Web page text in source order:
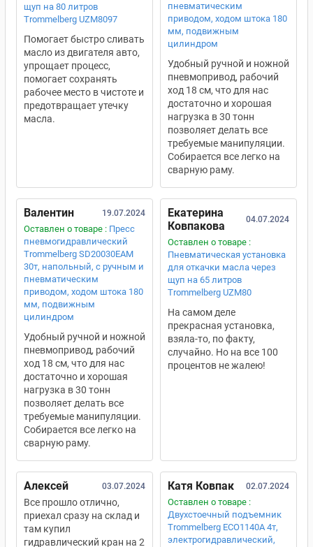
щуп на 80 литров
Trommelberg UZM8097
Помогает быстро сливать
масло из двигателя авто,
упрощает процесс,
помогает сохранять
рабочее место в чистоте и
предотвращает утечку
масла.
пневматическим
приводом, ходом штока 180
мм, подвижным
цилиндром
Удобный ручной и ножной
пневмопривод, рабочий
ход 18 см, что для нас
достаточно и хорошая
нагрузка в 30 тонн
позволяет делать все
требуемые манипуляции.
Собирается все легко на
сварную раму.
Валентин 19.07.2024
Оставлен о товаре : Пресс
пневмогидравлический
Trommelberg SD20030EAM
30т, напольный, с ручным и
пневматическим
приводом, ходом штока 180
мм, подвижным
цилиндром
Удобный ручной и ножной
пневмопривод, рабочий
ход 18 см, что для нас
достаточно и хорошая
нагрузка в 30 тонн
позволяет делать все
требуемые манипуляции.
Собирается все легко на
сварную раму.
Екатерина
Ковпакова
04.07.2024
Оставлен о товаре :
Пневматическая установка
для откачки масла через
щуп на 65 литров
Trommelberg UZM80
На самом деле
прекрасная установка,
взяла-то, по факту,
случайно. Но на все 100
процентов не жалею!
Алексей 03.07.2024
Все прошло отлично,
приехал сразу на склад и
там купил
гидравлический кран на 2
Катя Ковпак 02.07.2024
Оставлен о товаре :
Двухстоечный подъемник
Trommelberg ECO1140A 4т,
электрогидравлический,